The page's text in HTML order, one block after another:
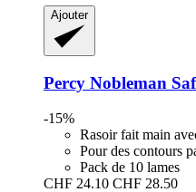
Ajouter
Percy Nobleman
-15%
Rasoir fait main
Pour des contours
Pack de 10 lames
CHF 24.10 CHF 28.50